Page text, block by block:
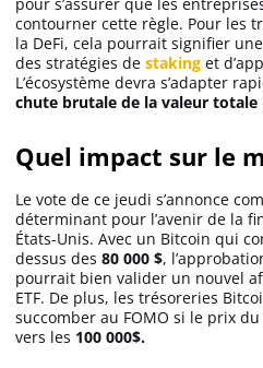
pour s’assurer que les
contourner cette règle. Pour les
la DeFi, cela pourrait signifier
des stratégies de staking et
L’écosystème devra s’adapter
chute brutale de la valeur totale
Quel impact sur le
Le vote de ce jeudi s’annonce
déterminant pour l’avenir de la
États-Unis. Avec un Bitcoin qui
dessus des 80 000 $,
pourrait bien valider un nouvel
ETF. De plus, les trésoreries
succomber au FOMO si le prix
vers les 100 000$.